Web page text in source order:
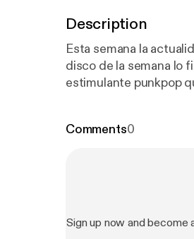
Description
Esta semana la
disco de la semana lo
estimulante punkpop
Buenos días
Comments0
Sign up now and become